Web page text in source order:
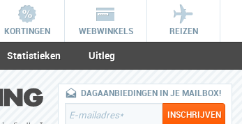
KORTINGEN WEBWINKELS REIZEN
Statistieken Uitleg
DAGAANBIEDINGEN IN JE MAILBOX!